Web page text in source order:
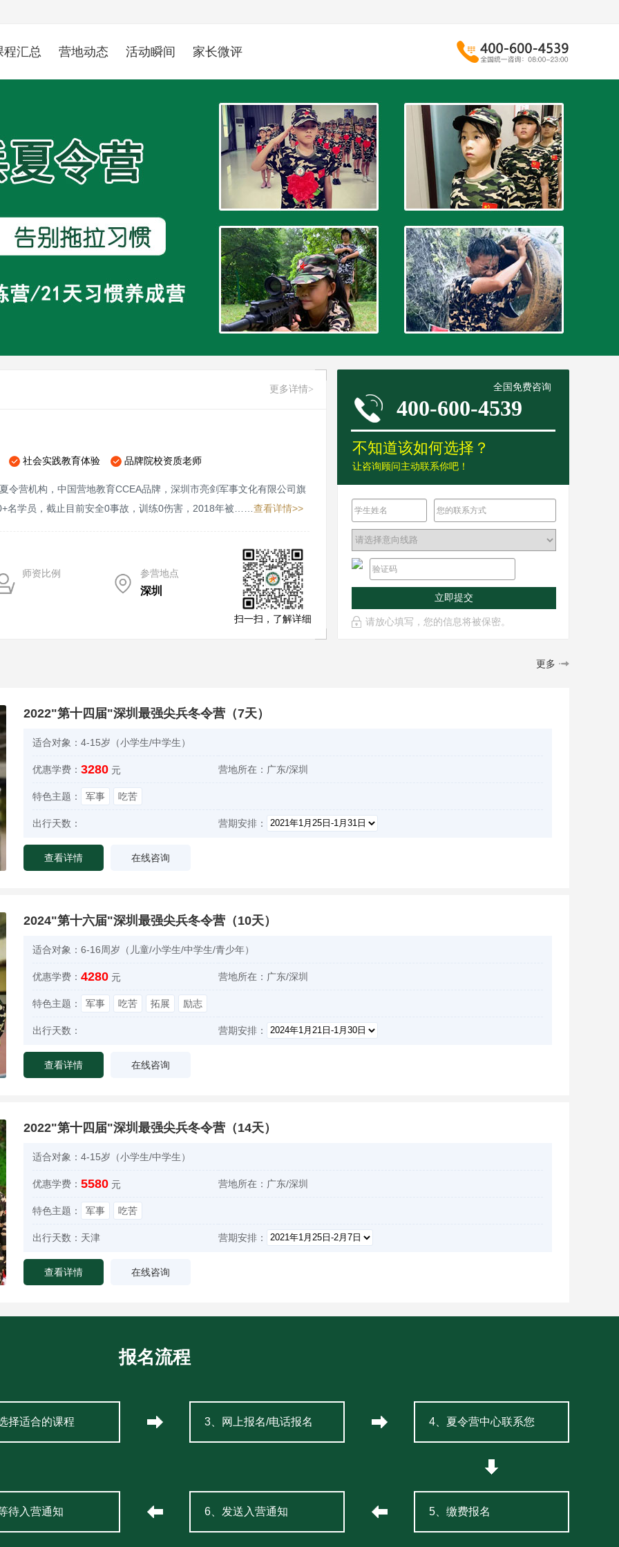
程汇总 营地动态 活动瞬间 家长微评
更多详情>
社会实践教育体验 品牌院校资质老师
令营机构，中国营地教育CCEA品牌，深圳市亮剑军事文化有限公司旗
名学员，截止目前安全0事故，训练0伤害，2018年被…… 查看详情>>
师资比例 参营地点
深圳
扫一扫，了解详细
全国免费咨询
400-600-4539
不知道该如何选择？
让咨询顾问主动联系你吧！
立即提交
请放心填写，您的信息将被保密。
更多
2022"第十四届"深圳最强尖兵冬令营（7天）
适合对象： 4-15岁（小学生/中学生）
优惠学费： 3280 元 营地所在： 广东/深圳
特色主题： 军事 吃苦
出行天数： 营期安排：
查看详情 在线咨询
2024"第十六届"深圳最强尖兵冬令营（10天）
适合对象： 6-16周岁（儿童/小学生/中学生/青少年）
优惠学费： 4280 元 营地所在： 广东/深圳
特色主题： 军事 吃苦 拓展 励志
出行天数： 营期安排：
查看详情 在线咨询
2022"第十四届"深圳最强尖兵冬令营（14天）
适合对象： 4-15岁（小学生/中学生）
优惠学费： 5580 元 营地所在： 广东/深圳
特色主题： 军事 吃苦
出行天数： 天津 营期安排：
查看详情 在线咨询
报名流程
择适合的课程 3、网上报名/电话报名 4、夏令营中心联系您
待入营通知 6、发送入营通知 5、缴费报名